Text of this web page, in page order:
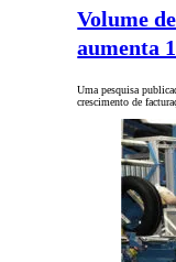
Volume
aumenta
Uma pesquisa
crescimento de